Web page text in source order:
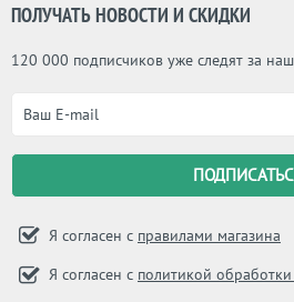
ПОЛУЧАТЬ НОВОСТИ И СКИДКИ
120 000 подписчиков уже следят за
Я согласен с правилами магазина
Я согласен с политикой